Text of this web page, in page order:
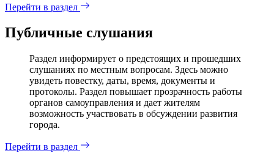
Перейти в раздел
Публичные слушания
Раздел информирует о предстоящих и прошедших
слушаниях по местным вопросам. Здесь можно
увидеть повестку, даты, время, документы и
протоколы. Раздел повышает прозрачность работы
органов самоуправления и дает жителям
возможность участвовать в обсуждении развития
города.
Перейти в раздел